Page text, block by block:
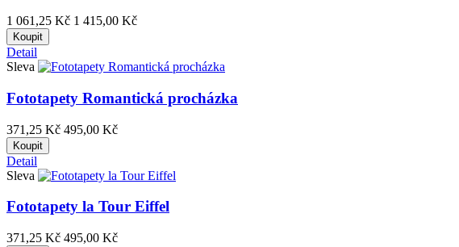
1 061,25 Kč 1 415,00 Kč
Koupit
Detail
Sleva
Fototapety Romantická procházka
371,25 Kč 495,00 Kč
Koupit
Detail
Sleva
Fototapety la Tour Eiffel
371,25 Kč 495,00 Kč